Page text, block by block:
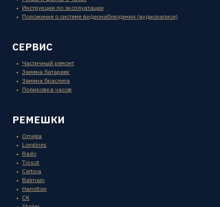
Инструкции по эксплуатации
Положение о системе видеонаблюдения (аудиозаписи)
СЕРВИС
Частичный ремонт
Замена батареек
Замена браслета
Полировка часов
РЕМЕШКИ
Omega
Longines
Rado
Tissot
Certina
Balmain
Hamilton
CK